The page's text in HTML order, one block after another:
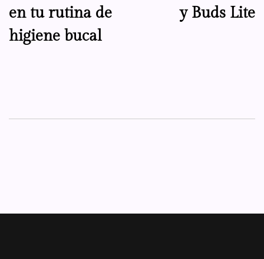
en tu rutina de
higiene bucal
y Buds Lite